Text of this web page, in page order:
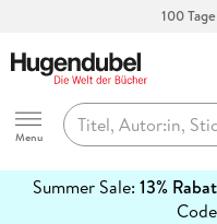
100
Hugendubel
Menu
Summer Sale: 13%
Code